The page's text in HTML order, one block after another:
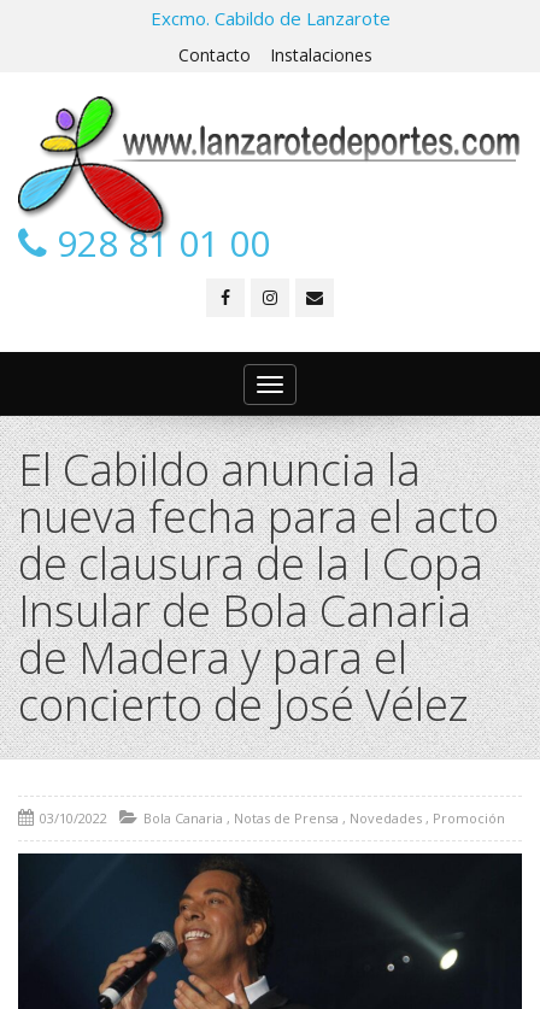
Excmo. Cabildo de Lanzarote
Contacto Instalaciones
928 81 01 00
Toggle
navigation
El Cabildo anuncia la
nueva fecha para el acto
de clausura de la I Copa
Insular de Bola Canaria
de Madera y para el
concierto de José Vélez
03/10/2022 Bola Canaria , Notas de Prensa , Novedades , Promoción